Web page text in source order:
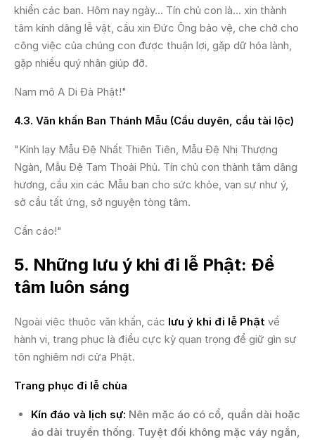
khiển các ban. Hôm nay ngày... Tín chủ con là... xin thành
tâm kính dâng lễ vật, cầu xin Đức Ông bảo vệ, che chở cho
công việc của chúng con được thuận lợi, gặp dữ hóa lành,
gặp nhiều quý nhân giúp đỡ.
Nam mô A Di Đà Phật!"
4.3. Văn khấn Ban Thánh Mẫu (Cầu duyên, cầu tài lộc)
"Kính lạy Mẫu Đệ Nhất Thiên Tiên, Mẫu Đệ Nhị Thượng
Ngàn, Mẫu Đệ Tam Thoải Phủ. Tín chủ con thành tâm dâng
hương, cầu xin các Mẫu ban cho sức khỏe, vạn sự như ý,
sở cầu tất ứng, sở nguyện tòng tâm.
Cẩn cáo!"
5. Những lưu ý khi đi lễ Phật: Để
tâm luôn sáng
Ngoài việc thuộc văn khấn, các lưu ý khi đi lễ Phật về
hành vi, trang phục là điều cực kỳ quan trọng để giữ gìn sự
tôn nghiêm nơi cửa Phật.
Trang phục đi lễ chùa
Kín đáo và lịch sự: Nên mặc áo có cổ, quần dài hoặc
áo dài truyền thống. Tuyệt đối không mặc váy ngắn,